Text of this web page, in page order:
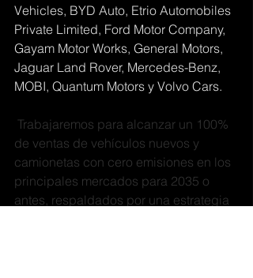
Vehicles, BYD Auto, Etrio Automobiles
Private Limited, Ford Motor Company,
Gayam Motor Works, General Motors,
Jaguar Land Rover, Mercedes-Benz,
MOBI, Quantum Motors y Volvo Cars.
de ventas de vehículos nuevos y
camionetas con cero emisiones en los
principales mercados para 2035 o
antes, respaldados por una estrategia